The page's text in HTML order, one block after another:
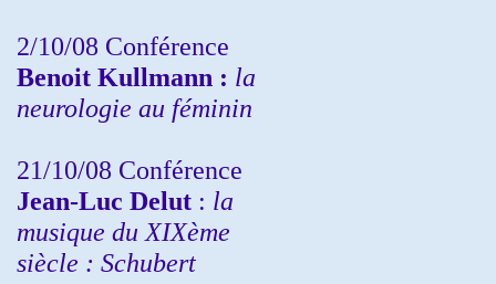
2/10/08 Conférence
Benoit Kullmann : la
neurologie au féminin
21/10/08 Conférence
Jean-Luc Delut : la
musique du XIXème
siècle : Schubert